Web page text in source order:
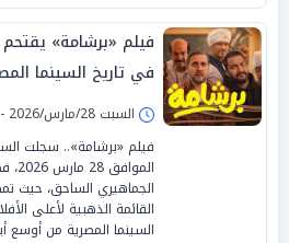
فيلم «برشامة» يقتحم
في تاريخ السينما
السبت 28/مارس/2026 - 11:18 م
فيلم «برشامة».. سجلت
الجماهيري الساحق، حيث
القائمة الذهبية لأعلى
السينما المصرية من أوسع